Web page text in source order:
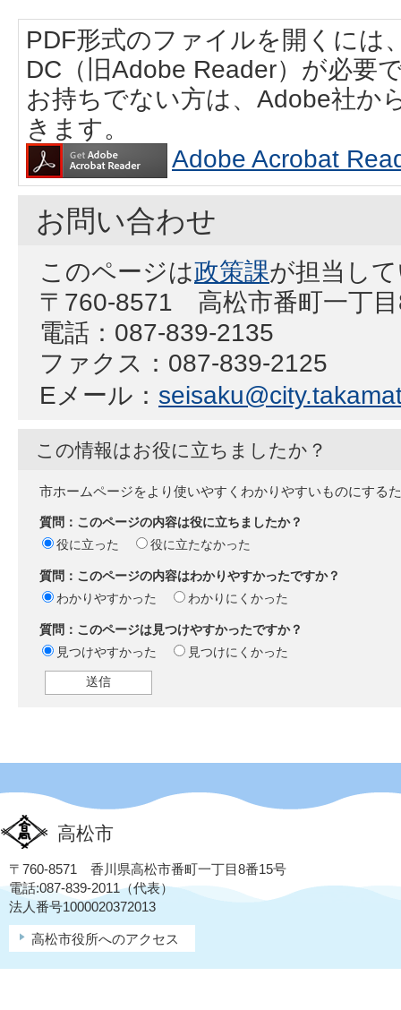
PDF形式のファイルを開くには
DC（旧Adobe Reader）が必要
お持ちでない方は、Adobe社か
きます。
Adobe Acrobat
お問い合わせ
このページは政策課が担当し
〒760-8571 高松市番町一丁
電話：087-839-2135
ファクス：087-839-2125
Eメール：
この情報はお役に立ちましたか？
市ホームページをより使いやすくわかりやすいものにする
質問：このページの内容は役に立ちましたか？
役に立った
役に立たなかった
質問：このページの内容はわかりやすかったですか？
わかりやすかった
わかりにくかった
質問：このページは見つけやすかったですか？
見つけやすかった
見つけにくかった
高松市
〒760-8571 香川県高松市番町一丁目8番15号
電話:087-839-2011（代表）
法人番号1000020372013
高松市役所へのアクセス